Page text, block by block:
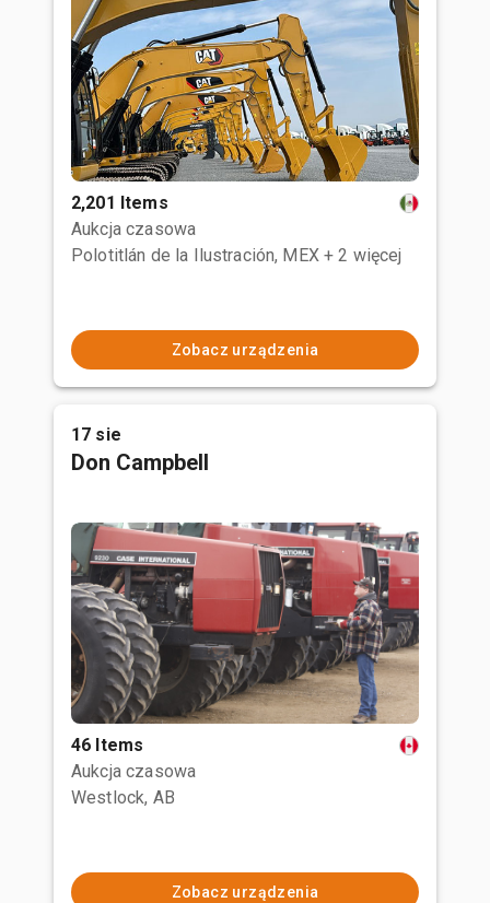
2,201 Items
Aukcja czasowa
Polotitlán de la Ilustración, MEX + 2 więcej
Zobacz urządzenia
17 sie
Don Campbell
46 Items
Aukcja czasowa
Westlock, AB
Zobacz urządzenia